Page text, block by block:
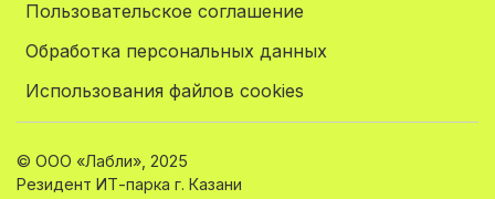
Пользовательское соглашение
Обработка персональных данных
Использования файлов cookies
© ООО «Лабли», 2025
Резидент ИТ-парка г. Казани